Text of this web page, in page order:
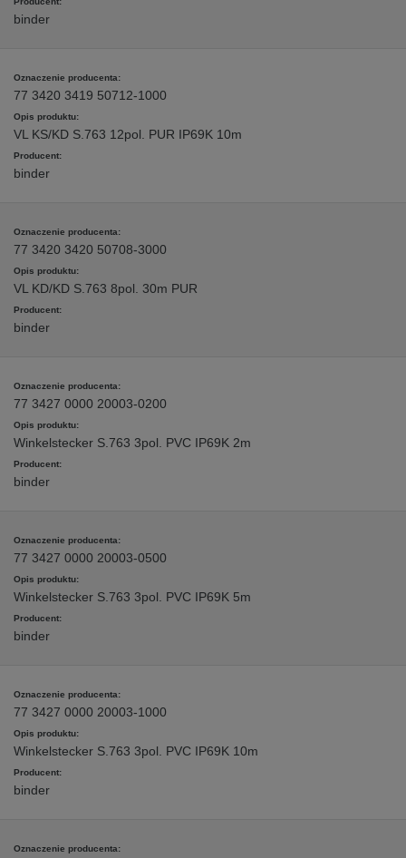
binder
77 3420 3419 50712-1000
VL KS/KD S.763 12pol. PUR IP69K 10m
binder
77 3420 3420 50708-3000
VL KD/KD S.763 8pol. 30m PUR
binder
77 3427 0000 20003-0200
Winkelstecker S.763 3pol. PVC IP69K 2m
binder
77 3427 0000 20003-0500
Winkelstecker S.763 3pol. PVC IP69K 5m
binder
77 3427 0000 20003-1000
Winkelstecker S.763 3pol. PVC IP69K 10m
binder